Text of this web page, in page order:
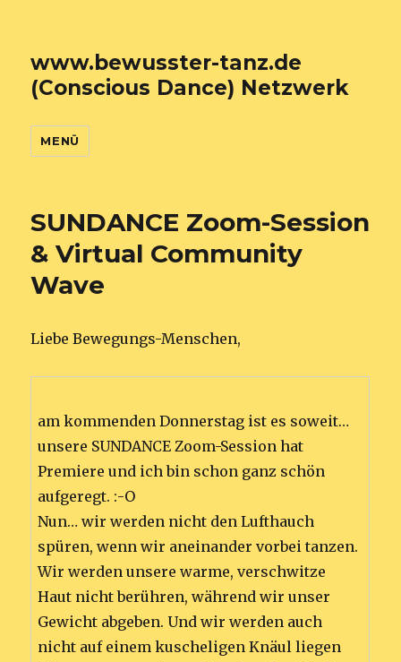
www.bewusster-tanz.de
(Conscious Dance) Netzwerk
MENÜ
SUNDANCE Zoom-Session
& Virtual Community
Wave
Liebe Bewegungs-Menschen,
am kommenden Donnerstag ist es soweit…
unsere SUNDANCE Zoom-Session hat
Premiere und ich bin schon ganz schön
aufgeregt. :-O
Nun… wir werden nicht den Lufthauch
spüren, wenn wir aneinander vorbei tanzen.
Wir werden unsere warme, verschwitze
Haut nicht berühren, während wir unser
Gewicht abgeben. Und wir werden auch
nicht auf einem kuscheligen Knäul liegen